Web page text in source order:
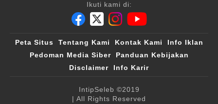
Ikuti kami di:
Peta Situs Tentang Kami Kontak Kami
Info Iklan
Pedoman Media Siber
Panduan Kebijakan
Disclaimer
Info Karir
IntipSeleb ©2019
| All Rights Reserved